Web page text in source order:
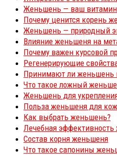
Женьшень — ваш
Почему ценится корень
Женьшень — природный
Влияние женьшеня на
Почему важен курсовой
Регенерирующие
Принимают ли женьшень
Что такое ложный
Женьшень для
Польза женьшеня для
Как выбрать женьшень?
Лечебная
Состав корня женьшеня
Что такое сапонины